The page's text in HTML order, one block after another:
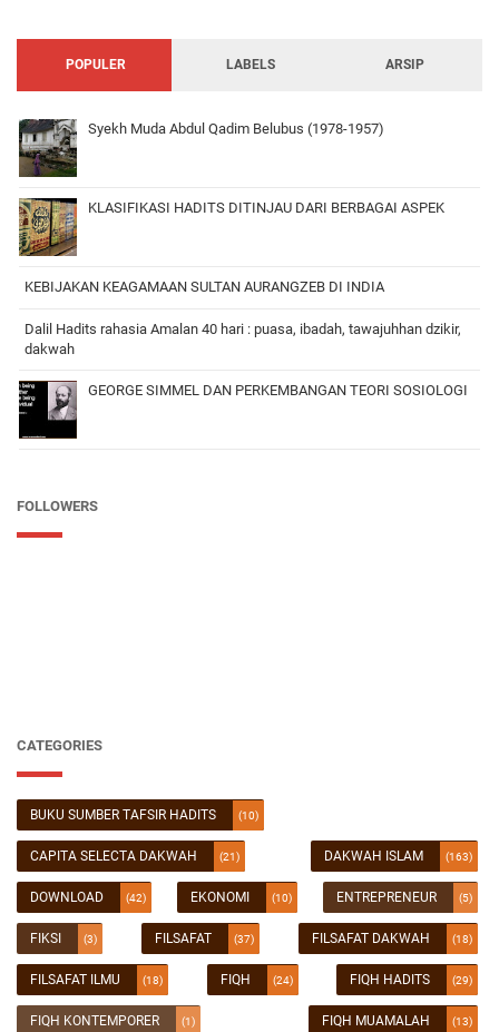
POPULER LABELS ARSIP
Syekh Muda Abdul Qadim Belubus (1978-1957)
KLASIFIKASI HADITS DITINJAU DARI BERBAGAI ASPEK
KEBIJAKAN KEAGAMAAN SULTAN AURANGZEB DI INDIA
Dalil Hadits rahasia Amalan 40 hari : puasa, ibadah, tawajuhhan dzikir,
dakwah
GEORGE SIMMEL DAN PERKEMBANGAN TEORI SOSIOLOGI
FOLLOWERS
CATEGORIES
BUKU SUMBER TAFSIR HADITS (10)
CAPITA SELECTA DAKWAH (21) DAKWAH ISLAM (163)
DOWNLOAD (42) EKONOMI (10) ENTREPRENEUR (5)
FIKSI (3) FILSAFAT (37) FILSAFAT DAKWAH (18)
FILSAFAT ILMU (18) FIQH (24) FIQH HADITS (29)
FIQH KONTEMPORER (1) FIQH MUAMALAH (13)